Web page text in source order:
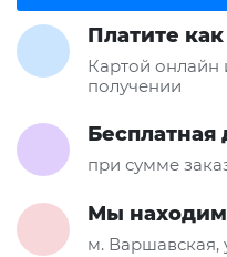
Платите
Картой
получении
Бесплатная
при сумме
Мы
м. Варшавская,